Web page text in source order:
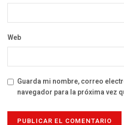
Web
Guarda mi nombre, correo
navegador para la próxima vez